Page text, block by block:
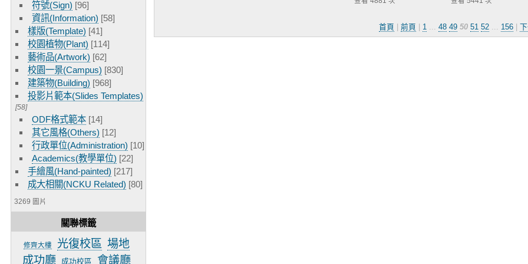
符號(Sign) [96]
資訊(Information) [58]
樣版(Template) [41]
校園植物(Plant) [114]
藝術品(Artwork) [62]
校園一景(Campus) [830]
建築物(Building) [968]
投影片範本(Slides Templates)
[58]
ODF格式範本 [14]
其它風格(Others) [12]
行政單位(Administration) [10]
Academics(教學單位) [22]
手繪風(Hand-painted) [217]
成大相關(NCKU Related) [80]
3269 圖片
關聯標籤
修齊大樓 光復校區 場地
成功廳
成功校區 會議廳
首頁 前頁 1... 48 49 50 51 52... 156|